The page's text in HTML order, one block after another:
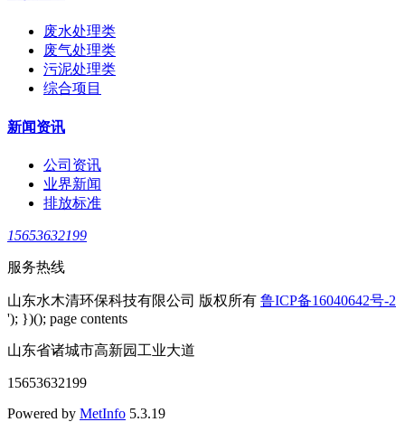
废水处理类
废气处理类
污泥处理类
综合项目
新闻资讯
公司资讯
业界新闻
排放标准
15653632199
服务热线
山东水木清环保科技有限公司 版权所有 鲁ICP备16040642号-2
'); })(); page contents
山东省诸城市高新园工业大道
15653632199
Powered by MetInfo 5.3.19